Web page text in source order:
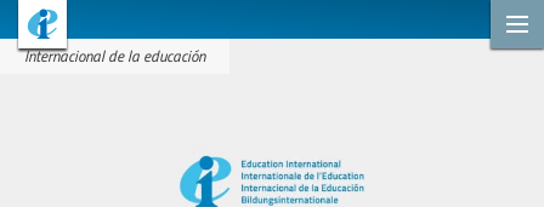
Internacional de la educación